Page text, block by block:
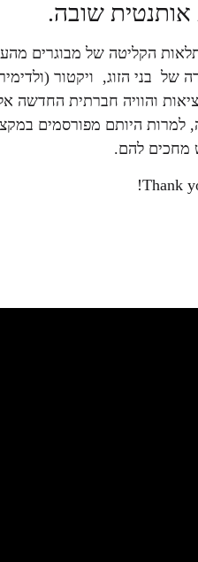
אותנטית שובה.
של בני הזוג, ויקטור
עם המציאות והוויה חברתית
למרות היותם מפורסמים
מחכים להם.
Thank